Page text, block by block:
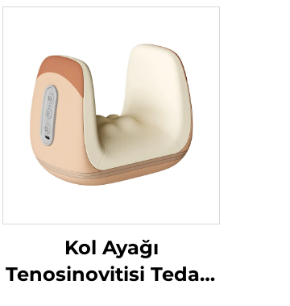
Kol Ayağı
Tenosinovitisi Tedavi